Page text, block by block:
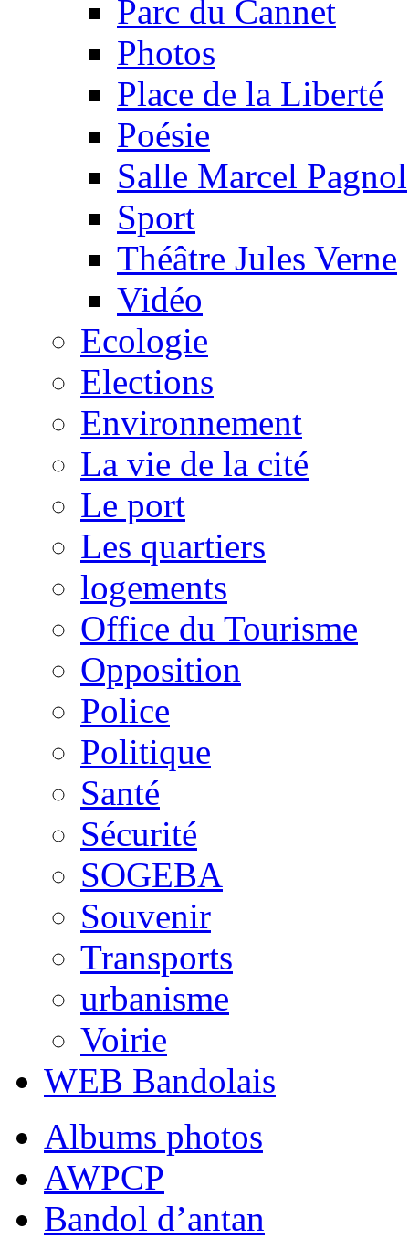
Parc du Cannet
Photos
Place de la Liberté
Poésie
Salle Marcel Pagnol
Sport
Théâtre Jules Verne
Vidéo
Ecologie
Elections
Environnement
La vie de la cité
Le port
Les quartiers
logements
Office du Tourisme
Opposition
Police
Politique
Santé
Sécurité
SOGEBA
Souvenir
Transports
urbanisme
Voirie
WEB Bandolais
Albums photos
AWPCP
Bandol d’antan